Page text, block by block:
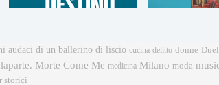
audaci di un ballerino di liscio cucina delitto donne
Morte Come Me medicina Milano moda
storici